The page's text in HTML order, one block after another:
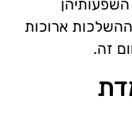
ארוכות
זה.